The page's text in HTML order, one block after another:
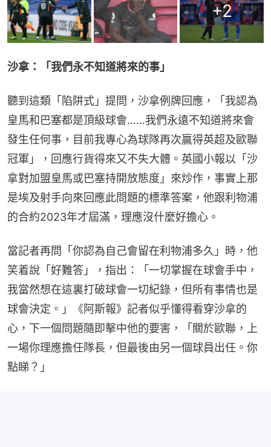
+2
沙拿：「我們永不知道將來的事」
聽到這類「陷阱式」提問，沙拿例牌回應，「我認為
皇馬和巴塞都是頂級球會……我們永遠不知道將來會
發生任何事，目前我專心為球隊再次贏得英超及歐聯
冠軍」，回應行貨得來又不失大體。英國小報以「沙
拿對加盟皇馬或巴塞持開放態度」來炒作，事實上那
是埃及射手向來回應此問題的標準答案，他跟利物浦
的合約2023年才屆滿，理應沒什麼好擔心。
當記者再問「你認為自己會留在利物浦多久」時，他
笑着說「好難答」，指出：「一切掌握在球會手中，
我當然想在這裏打破球會一切紀錄，但所有事情也是
球會決定。」《阿斯報》記者似乎懂得看穿沙拿的
心，下一個問題隨即擊中他的要害，「關於歐聯，上
一場你理應擔任隊長，但最後由另一個球員出任。你
點睇？」